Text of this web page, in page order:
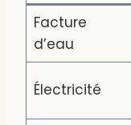
Facture
d’eau
Électricité